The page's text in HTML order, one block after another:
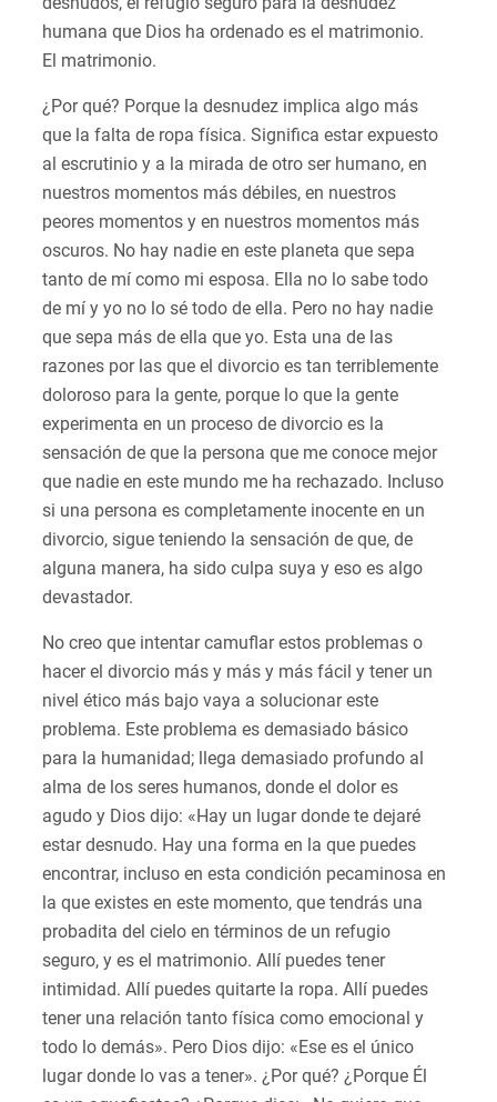
humana que Dios ha ordenado es el matrimonio.
El matrimonio.
¿Por qué? Porque la desnudez implica algo más
que la falta de ropa física. Significa estar expuesto
al escrutinio y a la mirada de otro ser humano, en
nuestros momentos más débiles, en nuestros
peores momentos y en nuestros momentos más
oscuros. No hay nadie en este planeta que sepa
tanto de mí como mi esposa. Ella no lo sabe todo
de mí y yo no lo sé todo de ella. Pero no hay nadie
que sepa más de ella que yo. Esta una de las
razones por las que el divorcio es tan terriblemente
doloroso para la gente, porque lo que la gente
experimenta en un proceso de divorcio es la
sensación de que la persona que me conoce mejor
que nadie en este mundo me ha rechazado. Incluso
si una persona es completamente inocente en un
divorcio, sigue teniendo la sensación de que, de
alguna manera, ha sido culpa suya y eso es algo
devastador.
No creo que intentar camuflar estos problemas o
hacer el divorcio más y más y más fácil y tener un
nivel ético más bajo vaya a solucionar este
problema. Este problema es demasiado básico
para la humanidad; llega demasiado profundo al
alma de los seres humanos, donde el dolor es
agudo y Dios dijo: «Hay un lugar donde te dejaré
estar desnudo. Hay una forma en la que puedes
encontrar, incluso en esta condición pecaminosa en
la que existes en este momento, que tendrás una
probadita del cielo en términos de un refugio
seguro, y es el matrimonio. Allí puedes tener
intimidad. Allí puedes quitarte la ropa. Allí puedes
tener una relación tanto física como emocional y
todo lo demás». Pero Dios dijo: «Ese es el único
lugar donde lo vas a tener». ¿Por qué? ¿Porque Él